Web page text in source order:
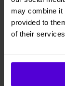
may combine it
provided to
of their